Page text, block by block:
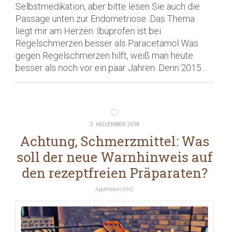
Selbstmedikation, aber bitte lesen Sie auch die
Passage unten zur Endometriose. Das Thema
liegt mir am Herzen. Ibuprofen ist bei
Regelschmerzen besser als Paracetamol Was
gegen Regelschmerzen hilft, weiß man heute
besser als noch vor ein paar Jahren. Denn 2015…
2. NOVEMBER 2018
Achtung, Schmerzmittel: Was
soll der neue Warnhinweis auf
den rezeptfreien Präparaten?
Apotheken-FAQ